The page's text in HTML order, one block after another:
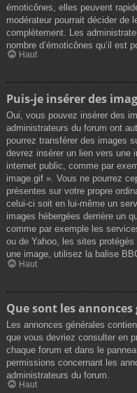
émoticônes, elles peuvent
modérateur pourrait décider de
complètement. Les
nombre d’émoticônes qu’il est
Haut
Puis-je insérer des
Oui, vous pouvez insérer des
administrateurs du forum ont
pourrez transférer des images
devrez insérer un lien vers une
internet public, comme par
image.gif ». Vous ne pourrez
présentes sur votre propre
celui-ci soit en lui-même un
images hébergées derrière un
comme par exemple les
ou de Yahoo, les sites
une image, utilisez la balise
Haut
Que sont les annonces
Les annonces générales
que vous devriez consulter en
chaque forum et dans le
permissions concernant les
administrateurs du forum.
Haut